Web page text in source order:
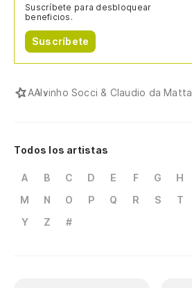
Suscríbete para desbloquear
beneficios.
Suscríbete
AAlvinho Socci & Claudio da Matta
Todos los artistas
A B C D E F G H
M
N O P Q R S T
Y
Z #